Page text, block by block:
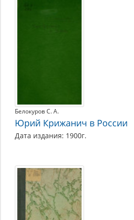
Белокуров С. А.
Юрий Крижанич в России
Дата издания: 1900г.